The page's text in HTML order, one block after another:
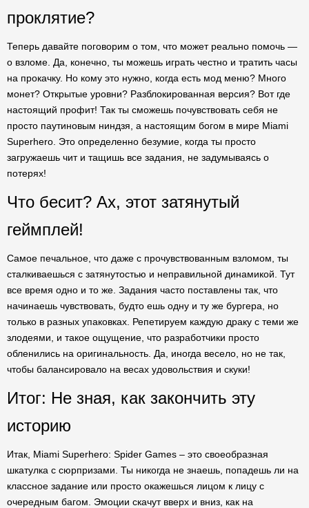
проклятие?
Теперь давайте поговорим о том, что может реально помочь —
о взломе. Да, конечно, ты можешь играть честно и тратить часы
на прокачку. Но кому это нужно, когда есть мод меню? Много
монет? Открытые уровни? Разблокированная версия? Вот где
настоящий профит! Так ты сможешь почувствовать себя не
просто паутиновым ниндзя, а настоящим богом в мире Miami
Superhero. Это определенно безумие, когда ты просто
загружаешь чит и тащишь все задания, не задумываясь о
потерях!
Что бесит? Ах, этот затянутый
геймплей!
Самое печальное, что даже с прочувствованным взломом, ты
сталкиваешься с затянутостью и неправильной динамикой. Тут
все время одно и то же. Задания часто поставлены так, что
начинаешь чувствовать, будто ешь одну и ту же бургера, но
только в разных упаковках. Репетируем каждую драку с теми же
злодеями, и такое ощущение, что разработчики просто
обленились на оригинальность. Да, иногда весело, но не так,
чтобы балансировало на весах удовольствия и скуки!
Итог: Не зная, как закончить эту
историю
Итак, Miami Superhero: Spider Games – это своеобразная
шкатулка с сюрпризами. Ты никогда не знаешь, попадешь ли на
классное задание или просто окажешься лицом к лицу с
очередным багом. Эмоции скачут вверх и вниз, как на